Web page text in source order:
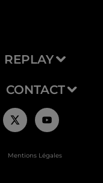
REPLAY
CONTACT
Mentions Légales